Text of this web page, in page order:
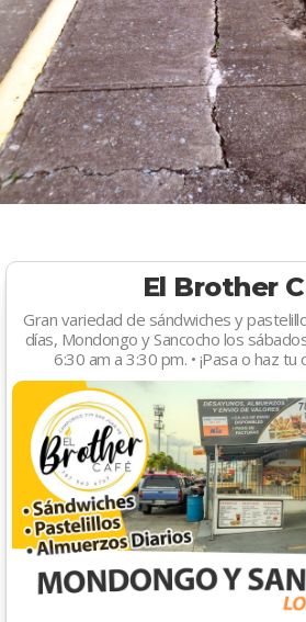
El Brother
Gran variedad de sándwiches y
días, Mondongo y Sancocho los
6:30 am a 3:30 pm. • ¡Pasa o haz